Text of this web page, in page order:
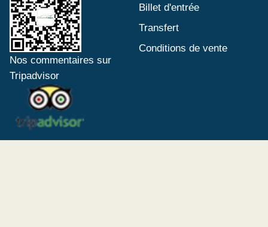
Nos commentaires sur
Tripadvisor
Billet d'entrée
Transfert
Conditions de vente